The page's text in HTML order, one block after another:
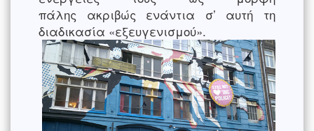
πάλης ακριβώς ενάντια σ’ αυτή τη
διαδικασία «εξευγενισμού».